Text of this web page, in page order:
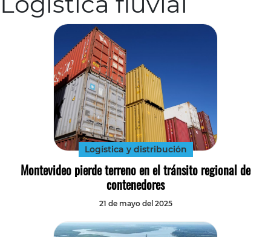
Logística y distribución
Montevideo pierde terreno en el tránsito regional de
contenedores
21 de mayo del 2025